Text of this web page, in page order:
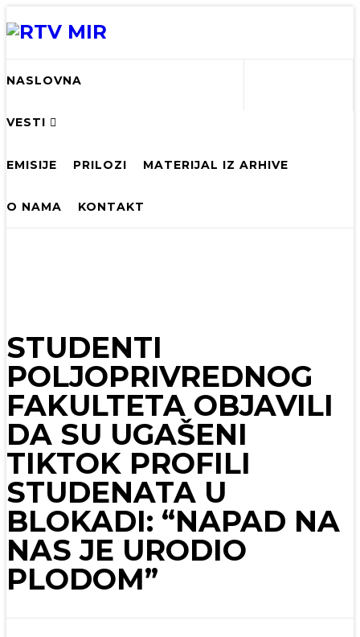
NASLOVNA
VESTI
EMISIJE PRILOZI MATERIJAL IZ ARHIVE
O NAMA KONTAKT
STUDENTI
POLJOPRIVREDNOG
FAKULTETA OBJAVILI
DA SU UGAŠENI
TIKTOK PROFILI
STUDENATA U
BLOKADI: “NAPAD NA
NAS JE URODIO
PLODOM”